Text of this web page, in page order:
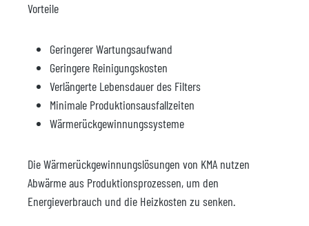
Vorteile
Geringerer Wartungsaufwand
Geringere Reinigungskosten
Verlängerte Lebensdauer des Filters
Minimale Produktionsausfallzeiten
Wärmerückgewinnungssysteme
Die Wärmerückgewinnungslösungen von KMA nutzen
Abwärme aus Produktionsprozessen, um den
Energieverbrauch und die Heizkosten zu senken.